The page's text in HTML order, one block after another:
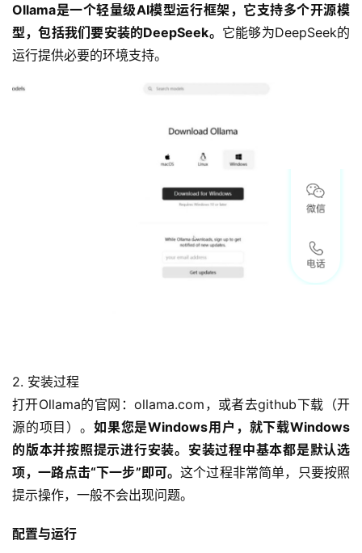
Ollama是一个轻量级AI模型运行框架，它支持多个开源模
型，包括我们要安装的DeepSeek。 它能够为DeepSeek的
运行提供必要的环境支持。
2. 安装过程
打开Ollama的官网：ollama.com，或者去github下载（开
源的项目）。 如果您是Windows用户，就下载Windows
的版本并按照提示进行安装。安装过程中基本都是默认选
项，一路点击“下一步”即可。这个过程非常简单，只要按照
提示操作，一般不会出现问题。
配置与运行